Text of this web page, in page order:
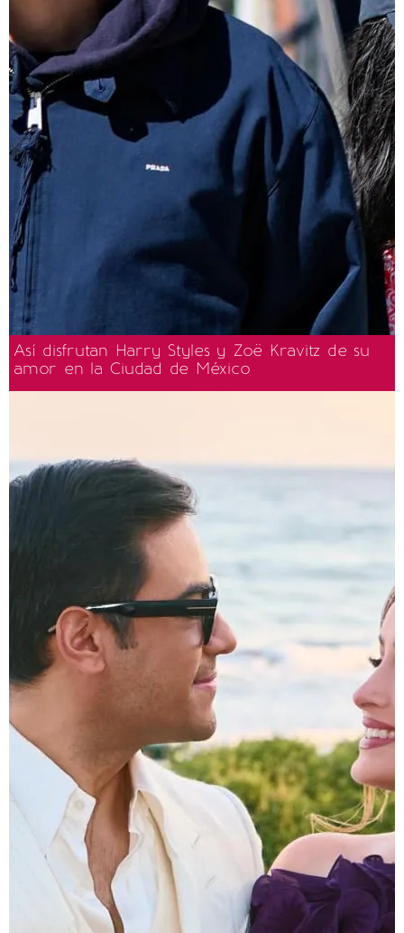
Así disfrutan Harry Styles y Zoë Kravitz de su
amor en la Ciudad de México